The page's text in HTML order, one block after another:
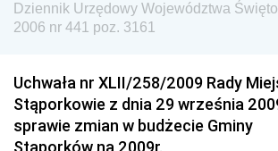
Dziennik Urzędowy Urzędu Lotnictwa
Dziennik Urzędowy Ministerstwa
Przemysłu Maszynowego
Dziennik Urzędowy Ministerstwa
Dziennik Urzędowy Województwa
2006 nr 441 poz. 3161
Uchwała nr XLII/258/2009 Rady
Stąporkowie z dnia 29 września
sprawie zmian w budżecie Gminy